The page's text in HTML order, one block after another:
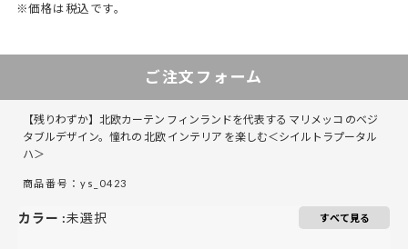
※価格は税込です。
141～200 ￥24,900 ￥49,800 ￥74,700 ￥99,600
201～260 ￥30,000
ご注文フォーム
【残りわずか】北欧カーテン フィンランドを代表する マリメッコ のベジ
タブルデザイン。憧れの 北欧 インテリア を楽しむ＜シイルトラプータル
ハ＞
商品番号：ys_0423
カラー :未選択 すべて見る